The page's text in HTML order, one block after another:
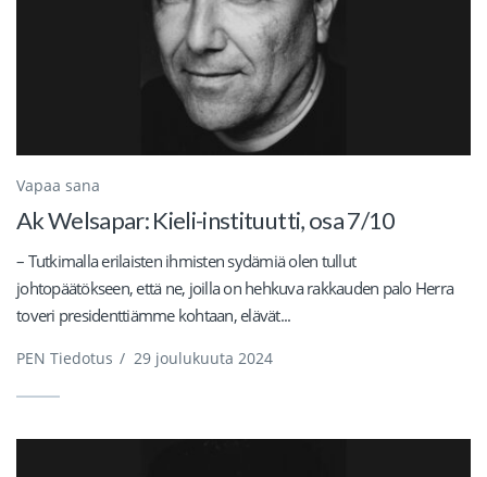
Vapaa sana
Ak Welsapar: Kieli-instituutti, osa 7/10
– Tutkimalla erilaisten ihmisten sydämiä olen tullut
johtopäätökseen, että ne, joilla on hehkuva rakkauden palo Herra
toveri presidenttiämme kohtaan, elävät...
PEN Tiedotus / 29 joulukuuta 2024